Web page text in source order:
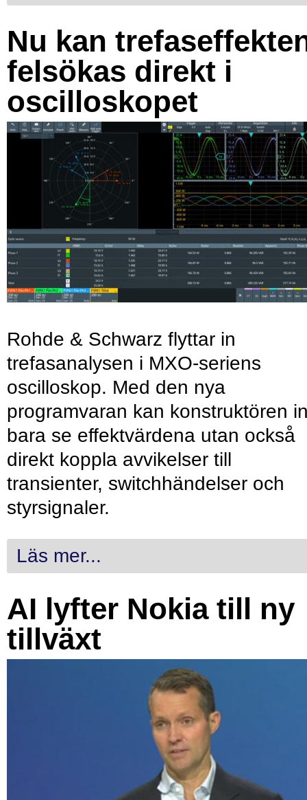
Nu kan
felsökas direkt i
oscilloskopet
Rohde & Schwarz flyttar in
trefasanalysen i MXO-seriens
oscilloskop. Med den nya
programvaran kan konstruktören
bara se effektvärdena utan också
direkt koppla avvikelser till
transienter, switchhändelser och
styrsignaler.
Läs mer...
AI lyfter Nokia till ny
tillväxt